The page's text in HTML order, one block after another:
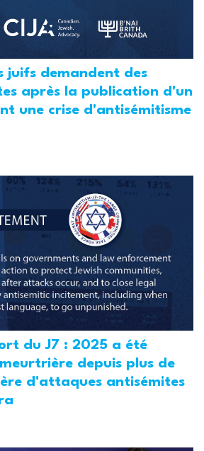
juifs demandent des
après la publication d'un
une crise d'antisémitisme
du J7 : 2025 a été
depuis plus de
d'attaques antisémites